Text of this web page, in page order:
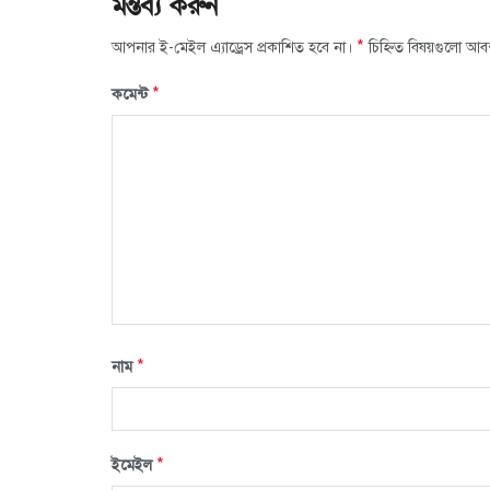
আপনার ই-মেইল এ্যাড্রেস প্রকাশিত হবে না। * চিহ্নিত বিষয়গুলো
কমেন্ট*
নাম*
ইমেইল*